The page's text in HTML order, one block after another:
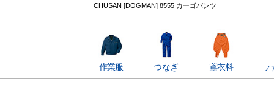
CHUSAN [DOGMAN] 8555 カーゴパンツ
作業服 つなぎ 鳶衣料 フ